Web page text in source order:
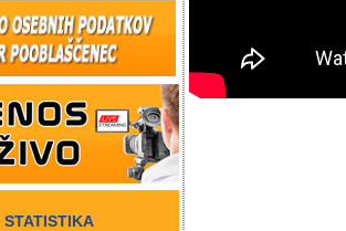
STATISTIKA